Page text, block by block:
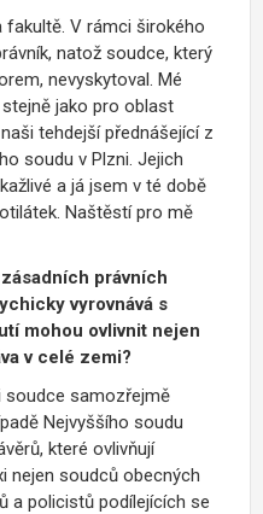
V rámci širokého
natož soudce, který
nevyskytoval. Mé
jako pro oblast
tehdejší přednášející z
soudu v Plzni. Jejich
a já jsem v té době
Naštěstí pro mě
právních
vyrovnává s
mohou ovlivnit nejen
v celé zemi?
samozřejmě
Nejvyššího soudu
které ovlivňují
nejen soudců obecných
a policistů podílejících se